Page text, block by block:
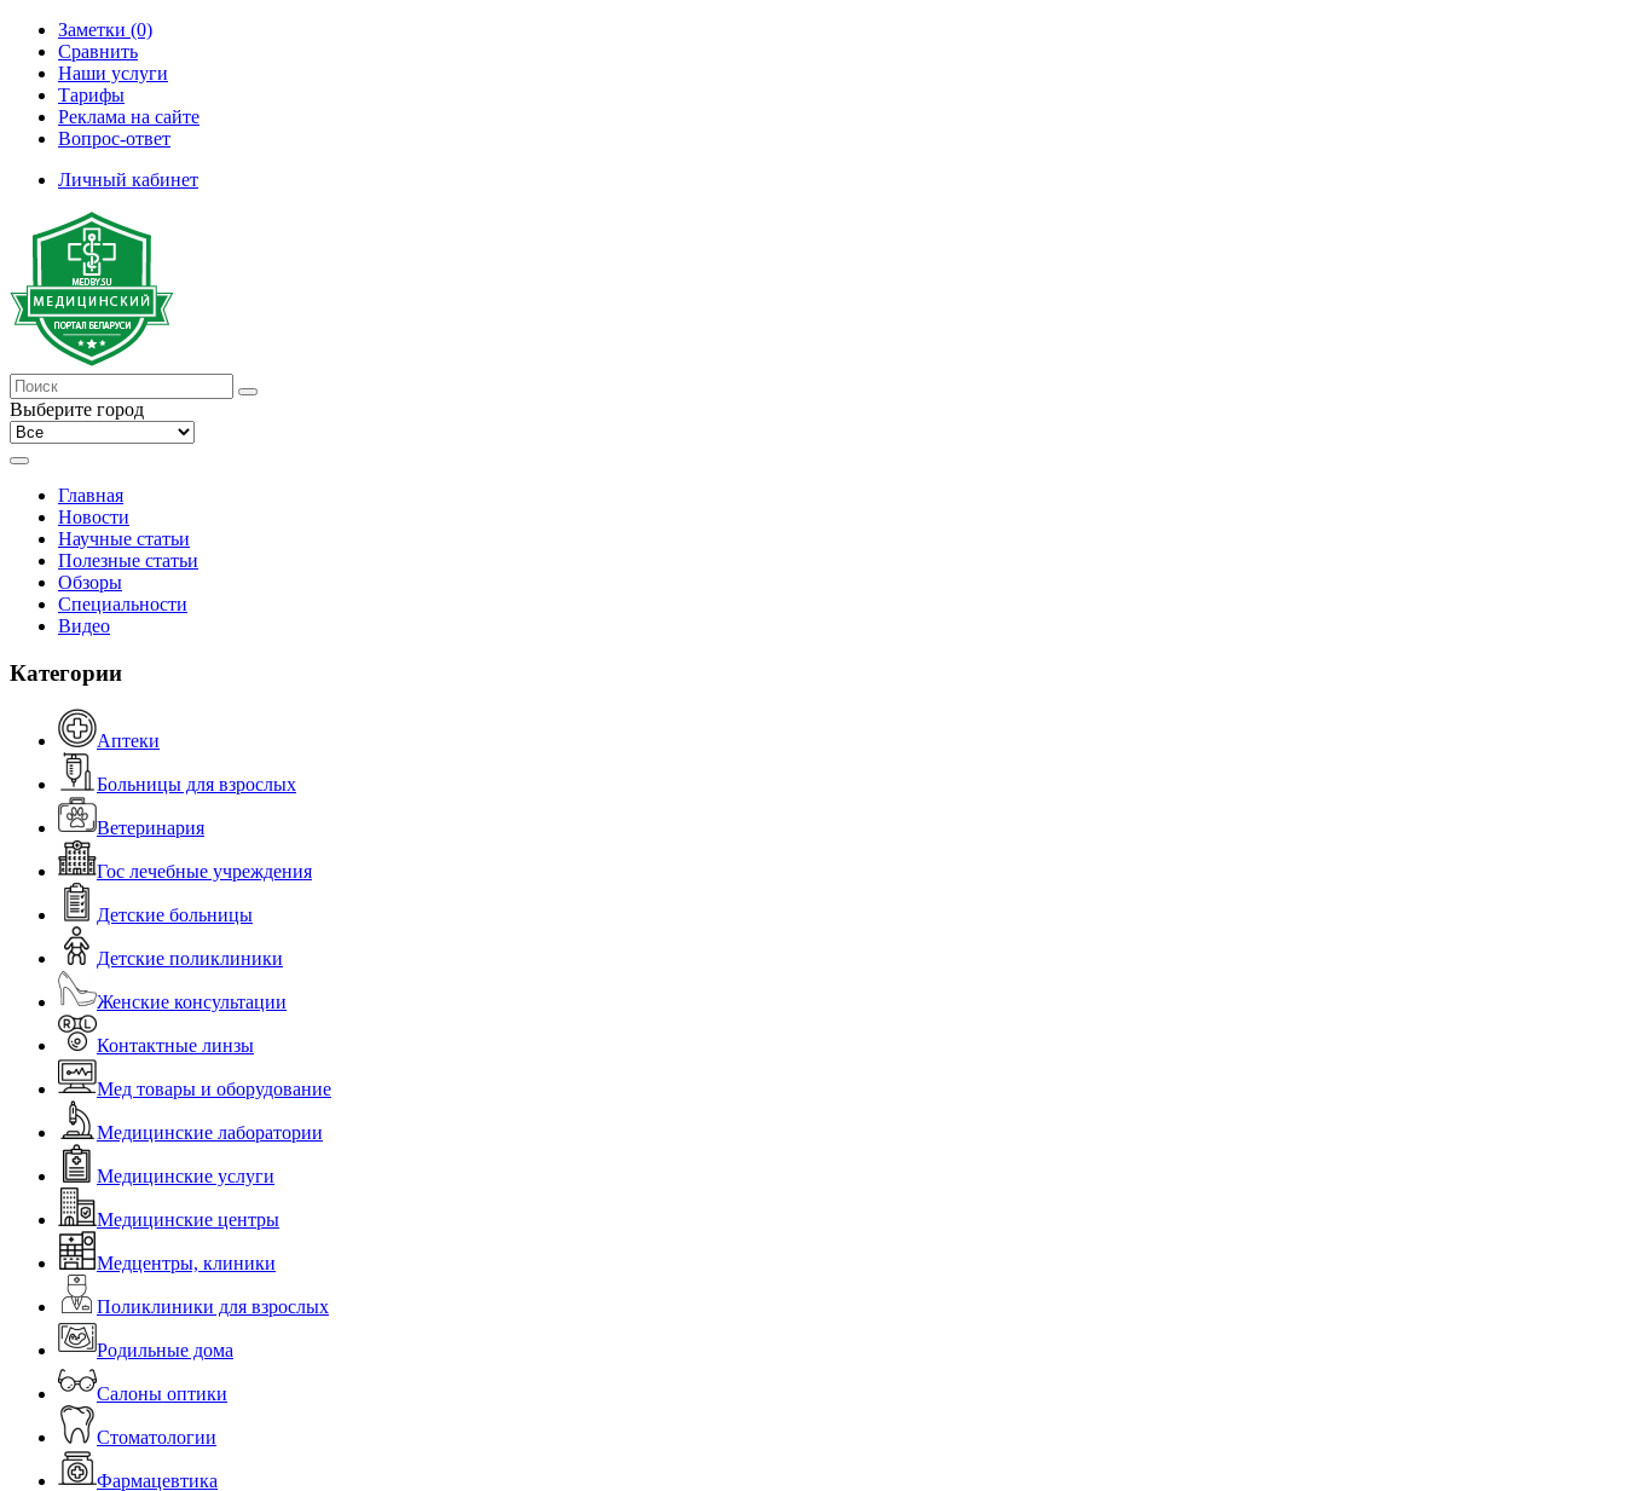
Заметки (0)
Сравнить
Наши услуги
Тарифы
Реклама на сайте
Вопрос-ответ
Личный кабинет
Выберите город
Главная
Новости
Научные статьи
Полезные статьи
Обзоры
Специальности
Видео
Категории
Аптеки
Больницы для взрослых
Ветеринария
Гос лечебные учреждения
Детские больницы
Детские поликлиники
Женские консультации
Контактные линзы
Мед товары и оборудование
Медицинские лаборатории
Медицинские услуги
Медицинские центры
Медцентры, клиники
Поликлиники для взрослых
Родильные дома
Салоны оптики
Стоматологии
Фармацевтика